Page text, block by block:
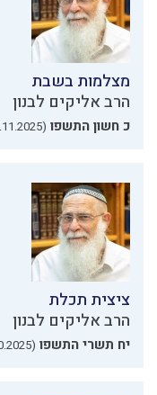
מצלמות בשבת
הרב אליקים לבנון
כ חשון התשפו (11.11.2025)
ציצית תכלת
הרב אליקים לבנון
יח תשרי התשפו (10.10.2025)